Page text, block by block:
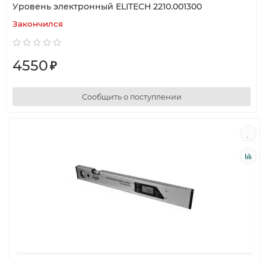
Уровень электронный ELITECH 2210.001300
Закончился
4550₽
Сообщить о поступлении